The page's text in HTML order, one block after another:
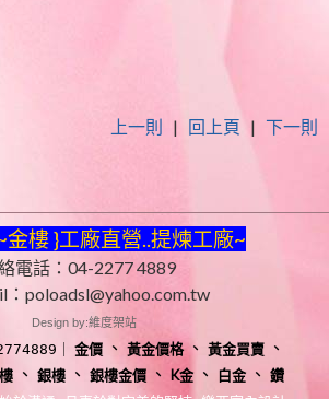
上一則 | 回上頁 | 下一則
金樓 }工廠直營..提煉工廠~
電話：04-2277 4889
：poloadsl@yahoo.com.tw
Design by:維度架站
｜ 金價 、 黃金價格、 黃金買賣 、
、 銀樓 、 銀樓金價 、 K金 、 白金 、 鑽